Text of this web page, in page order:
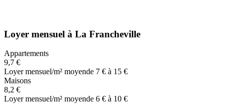
Loyer mensuel à La Francheville
Appartements
9,7 €
Loyer mensuel/m² moyende 7 € à 15 €
Maisons
8,2 €
Loyer mensuel/m² moyende 6 € à 10 €